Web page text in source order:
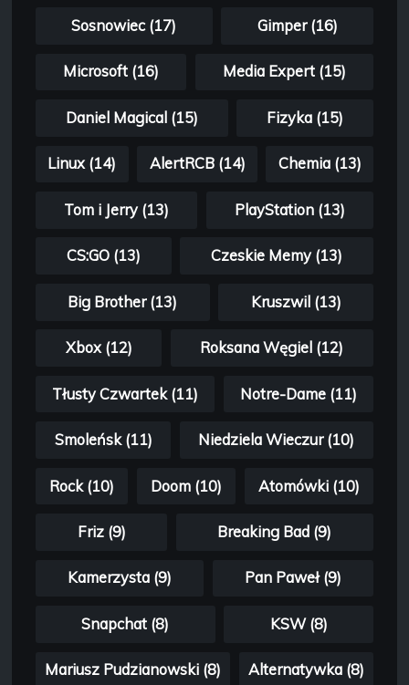
Sosnowiec (17) Gimper (16)
Microsoft (16) Media Expert (15)
Daniel Magical (15) Fizyka (15)
Linux (14) AlertRCB (14) Chemia (13)
Tom i Jerry (13) PlayStation (13)
CS:GO (13) Czeskie Memy (13)
Big Brother (13) Kruszwil (13)
Xbox (12) Roksana Węgiel (12)
Tłusty Czwartek (11) Notre-Dame (11)
Smoleńsk (11) Niedziela Wieczur (10)
Rock (10) Doom (10) Atomówki (10)
Friz (9) Breaking Bad (9)
Kamerzysta (9) Pan Paweł (9)
Snapchat (8) KSW (8)
Mariusz Pudzianowski (8) Alternatywka (8)